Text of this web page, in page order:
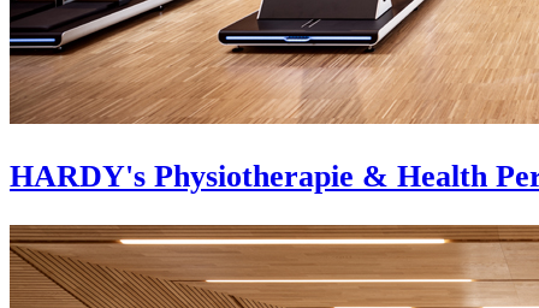
HARDY's Physiotherapie & Health